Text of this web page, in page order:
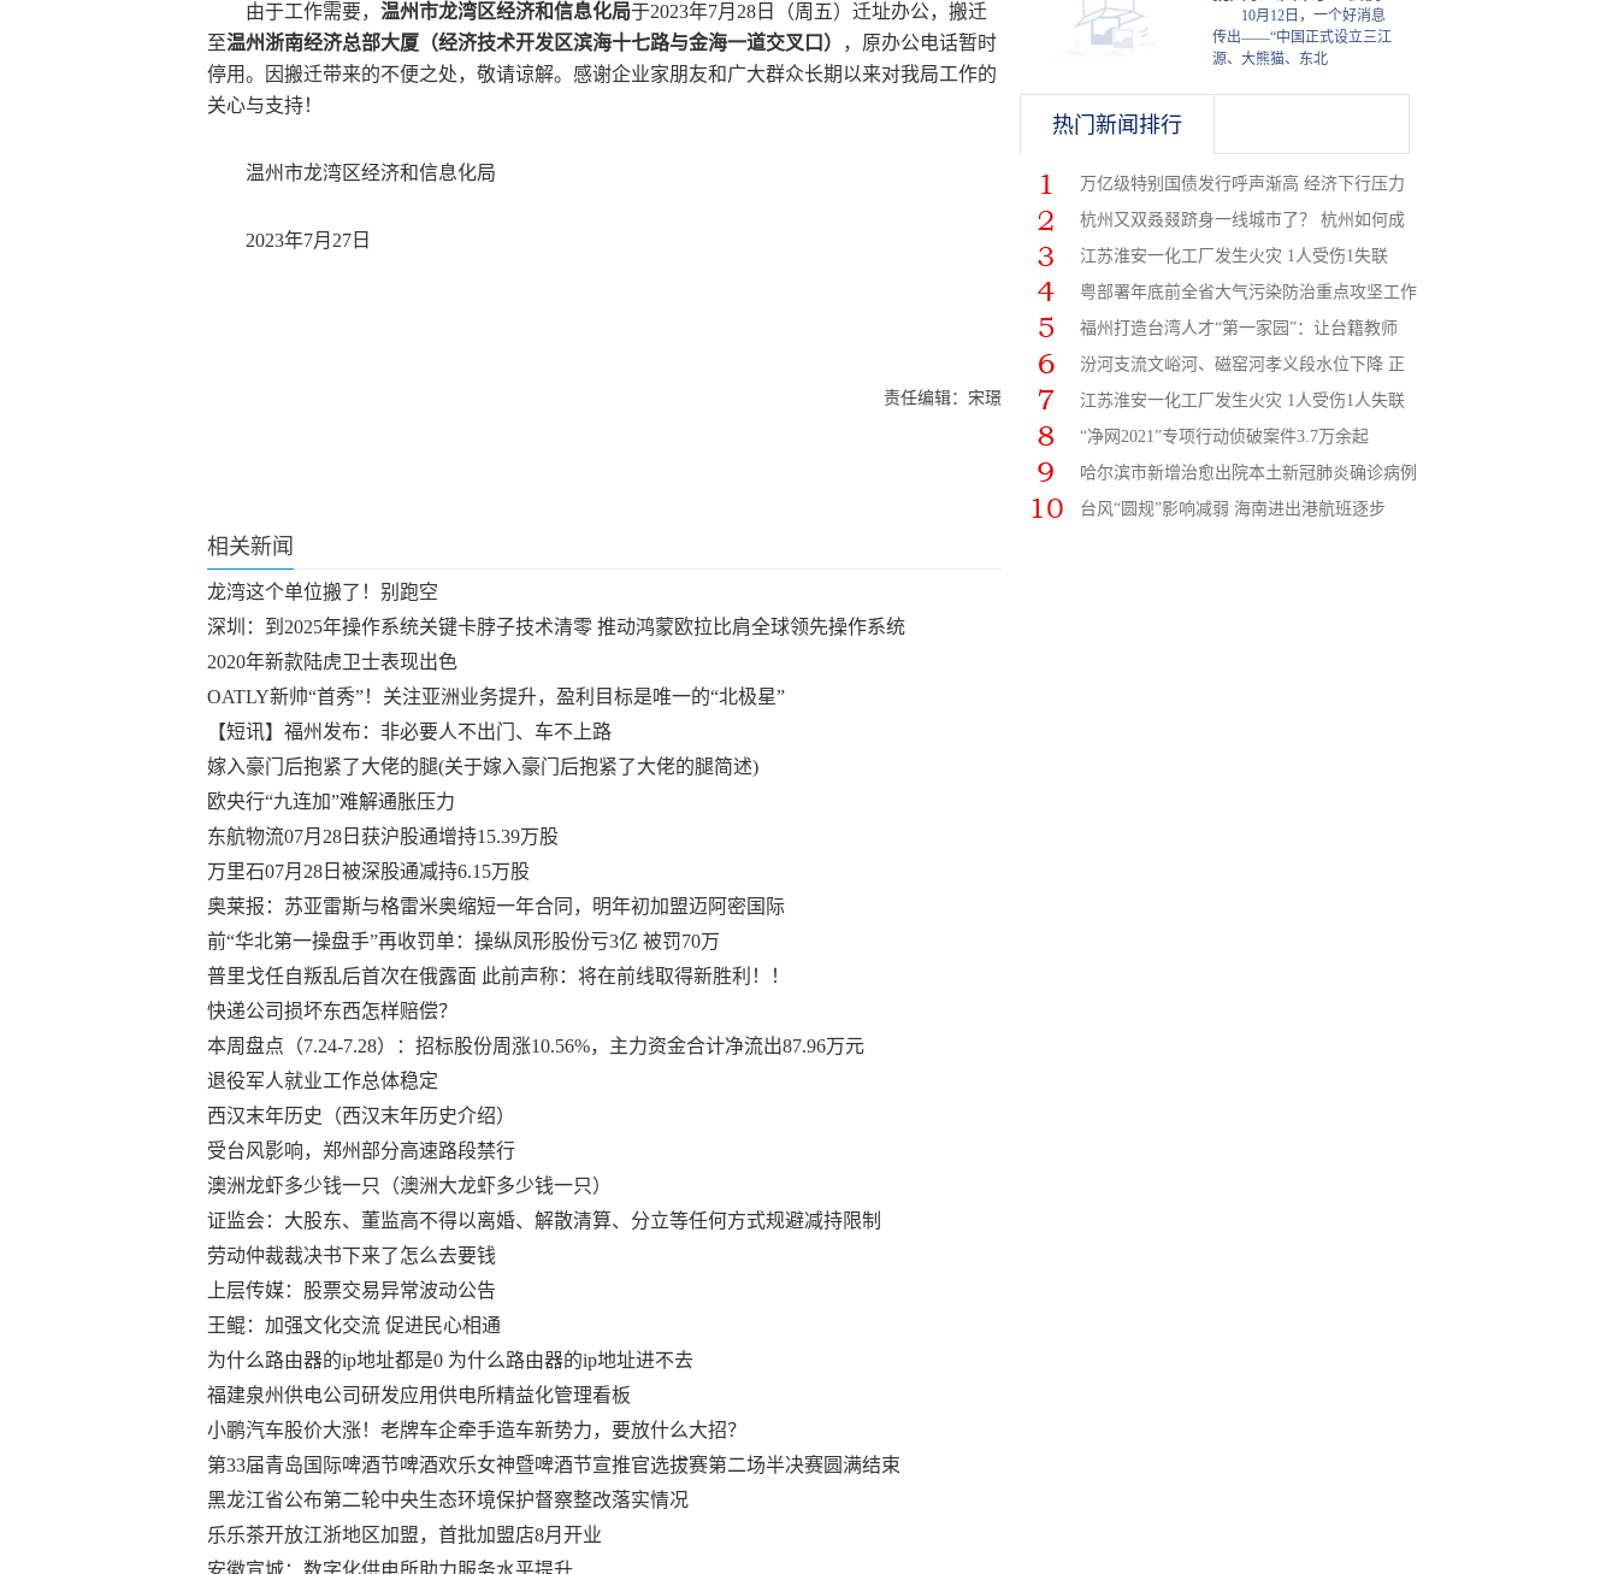
由于工作需要， 温州市龙湾区经济和信息化局于2023年7月28日（周五）迁址办公，搬迁
至温州浙南经济总部大厦（经济技术开发区滨海十七路与金海一道交叉口）
，原办公电话暂时
停用。因搬迁带来的不便之处，敬请谅解。感谢企业家朋友和广大群众长期以来对我局工作的
关心与支持！
温州市龙湾区经济和信息化局
2023年7月27日
责任编辑：宋璟
相关新闻
龙湾这个单位搬了！别跑空
深圳：到2025年操作系统关键卡脖子技术清零 推动鸿蒙欧拉比肩全球领先操作系统
2020年新款陆虎卫士表现出色
OATLY新帅“首秀”！关注亚洲业务提升，盈利目标是唯一的“北极星”
【短讯】福州发布：非必要人不出门、车不上路
嫁入豪门后抱紧了大佬的腿(关于嫁入豪门后抱紧了大佬的腿简述)
欧央行“九连加”难解通胀压力
东航物流07月28日获沪股通增持15.39万股
万里石07月28日被深股通减持6.15万股
奥莱报：苏亚雷斯与格雷米奥缩短一年合同，明年初加盟迈阿密国际
前“华北第一操盘手”再收罚单：操纵凤形股份亏3亿 被罚70万
普里戈任自叛乱后首次在俄露面 此前声称：将在前线取得新胜利！！
快递公司损坏东西怎样赔偿？
本周盘点（7.24-7.28）：招标股份周涨10.56%，主力资金合计净流出87.96万元
退役军人就业工作总体稳定
西汉末年历史（西汉末年历史介绍）
受台风影响，郑州部分高速路段禁行
澳洲龙虾多少钱一只（澳洲大龙虾多少钱一只）
证监会：大股东、董监高不得以离婚、解散清算、分立等任何方式规避减持限制
劳动仲裁裁决书下来了怎么去要钱
上层传媒：股票交易异常波动公告
王鲲：加强文化交流 促进民心相通
为什么路由器的ip地址都是0 为什么路由器的ip地址进不去
福建泉州供电公司研发应用供电所精益化管理看板
小鹏汽车股价大涨！老牌车企牵手造车新势力，要放什么大招？
第33届青岛国际啤酒节啤酒欢乐女神暨啤酒节宣推官选拔赛第二场半决赛圆满结束
黑龙江省公布第二轮中央生态环境保护督察整改落实情况
乐乐茶开放江浙地区加盟，首批加盟店8月开业
安徽宣城：数字化供电所助力服务水平提升
10月12日，一个好消息
传出——“中国正式设立三江
源、大熊猫、东北
热门新闻排行
万亿级特别国债发行呼声渐高 经济下行压力
杭州又双叒叕跻身一线城市了？ 杭州如何成
江苏淮安一化工厂发生火灾 1人受伤1失联
粤部署年底前全省大气污染防治重点攻坚工作
福州打造台湾人才“第一家园”：让台籍教师
汾河支流文峪河、磁窑河孝义段水位下降 正
江苏淮安一化工厂发生火灾 1人受伤1人失联
“净网2021”专项行动侦破案件3.7万余起
哈尔滨市新增治愈出院本土新冠肺炎确诊病例
台风“圆规”影响减弱 海南进出港航班逐步